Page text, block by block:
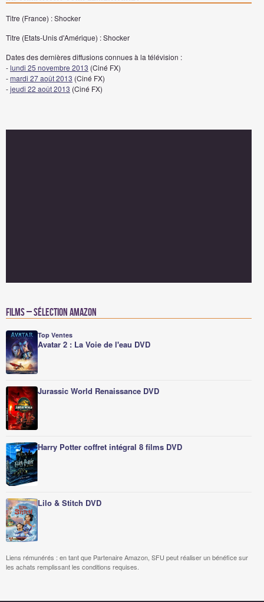
Titre (France) : Shocker
Titre (Etats-Unis d'Amérique) : Shocker
Dates des dernières diffusions connues à la télévision :
-lundi 25 novembre 2013 (Ciné FX)
-mardi 27 août 2013 (Ciné FX)
-jeudi 22 août 2013 (Ciné FX)
Films – Sélection Amazon
Top Ventes
Avatar 2 : La Voie de l'eau DVD
Jurassic World Renaissance DVD
Harry Potter coffret intégral 8 films DVD
Lilo & Stitch DVD
Liens rémunérés : en tant que Partenaire Amazon, SFU peut réaliser un bénéfice sur
les achats remplissant les conditions requises.